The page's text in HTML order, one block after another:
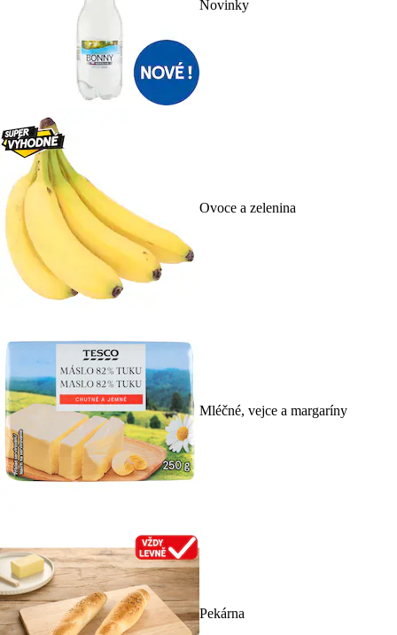
Novinky
Ovoce a zelenina
Mléčné, vejce a margaríny
Pekárna